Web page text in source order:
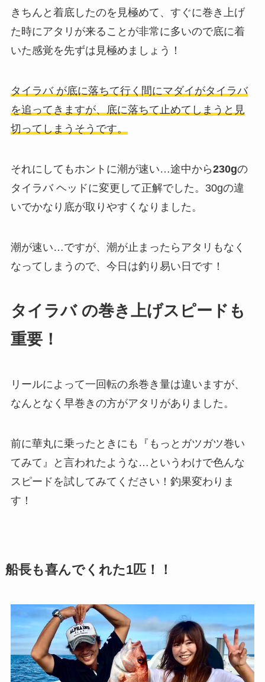
きちんと着底したのを見極めて、すぐに巻き上げ
た時にアタリが来ることが非常に多いので底に着
いた感覚を先ずは見極めましょう！
タイラバ が底に落ちて行く間にマダイがタイラバ
を追ってきますが、底に落ちて止めてしまうと見
切ってしまうそうです。
それにしてもホントに潮が速い…途中から230gの
タイラバ ヘッドに変更して正解でした。30gの違
いでかなり底が取りやすくなりました。
潮が速い…ですが、潮が止まったらアタリもなく
なってしまうので、今日は釣り易い日です！
タイラバ の巻き上げスピードも
重要！
リールによって一回転の糸巻き量は違いますが、
なんとなく早巻きの方がアタリがありました。
前に華丸に乗ったときにも『もっとガツガツ巻い
てみて』と言われたような…というわけで色んな
スピードを試してみてください！釣果変わりま
す！
船長も喜んでくれた1匹！！